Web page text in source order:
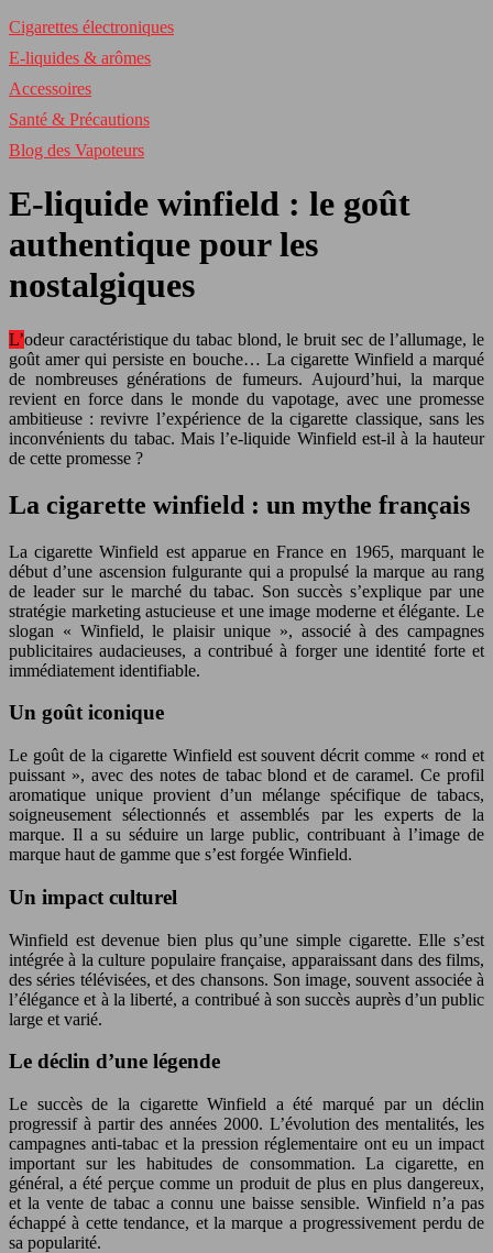
Cigarettes électroniques
E-liquides & arômes
Accessoires
Santé & Précautions
Blog des Vapoteurs
E-liquide winfield : le goût
authentique pour les
nostalgiques
L’odeur caractéristique du tabac blond, le bruit sec de l’allumage, le
goût amer qui persiste en bouche… La cigarette Winfield a marqué
de nombreuses générations de fumeurs. Aujourd’hui, la marque
revient en force dans le monde du vapotage, avec une promesse
ambitieuse : revivre l’expérience de la cigarette classique, sans les
inconvénients du tabac. Mais l’e-liquide Winfield est-il à la hauteur
de cette promesse ?
La cigarette winfield : un mythe français
La cigarette Winfield est apparue en France en 1965, marquant le
début d’une ascension fulgurante qui a propulsé la marque au rang
de leader sur le marché du tabac. Son succès s’explique par une
stratégie marketing astucieuse et une image moderne et élégante. Le
slogan « Winfield, le plaisir unique », associé à des campagnes
publicitaires audacieuses, a contribué à forger une identité forte et
immédiatement identifiable.
Un goût iconique
Le goût de la cigarette Winfield est souvent décrit comme « rond et
puissant », avec des notes de tabac blond et de caramel. Ce profil
aromatique unique provient d’un mélange spécifique de tabacs,
soigneusement sélectionnés et assemblés par les experts de la
marque. Il a su séduire un large public, contribuant à l’image de
marque haut de gamme que s’est forgée Winfield.
Un impact culturel
Winfield est devenue bien plus qu’une simple cigarette. Elle s’est
intégrée à la culture populaire française, apparaissant dans des films,
des séries télévisées, et des chansons. Son image, souvent associée à
l’élégance et à la liberté, a contribué à son succès auprès d’un public
large et varié.
Le déclin d’une légende
Le succès de la cigarette Winfield a été marqué par un déclin
progressif à partir des années 2000. L’évolution des mentalités, les
campagnes anti-tabac et la pression réglementaire ont eu un impact
important sur les habitudes de consommation. La cigarette, en
général, a été perçue comme un produit de plus en plus dangereux,
et la vente de tabac a connu une baisse sensible. Winfield n’a pas
échappé à cette tendance, et la marque a progressivement perdu de
sa popularité.